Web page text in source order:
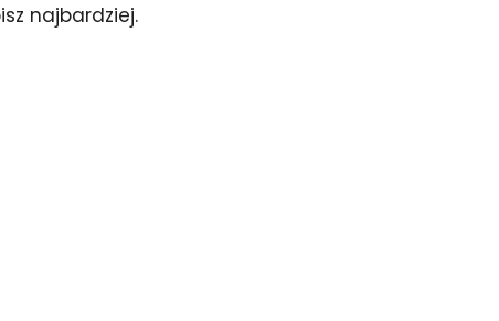
najbardziej.